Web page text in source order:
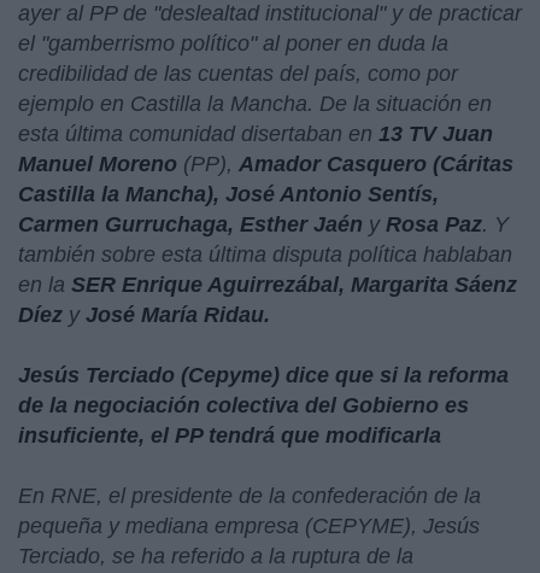
ayer al PP de "deslealtad institucional" y de practicar
el "gamberrismo político" al poner en duda la
credibilidad de las cuentas del país, como por
ejemplo en Castilla la Mancha. De la situación en
esta última comunidad disertaban en 13 TV Juan
Manuel Moreno (PP), Amador Casquero (Cáritas
Castilla la Mancha), José Antonio Sentís,
Carmen Gurruchaga, Esther Jaén yRosa Paz. Y
también sobre esta última disputa política hablaban
en la SER Enrique Aguirrezábal, Margarita Sáenz
Díez yJosé María Ridau.
Jesús Terciado (Cepyme) dice que si la reforma
de la negociación colectiva del Gobierno es
insuficiente, el PP tendrá que modificarla
En RNE, el presidente de la confederación de la
pequeña y mediana empresa (CEPYME), Jesús
Terciado, se ha referido a la ruptura de la